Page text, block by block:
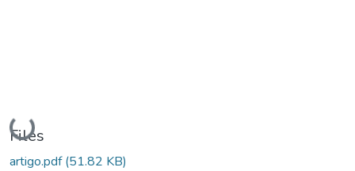
Loading...
Files
artigo.pdf(51.82 KB)